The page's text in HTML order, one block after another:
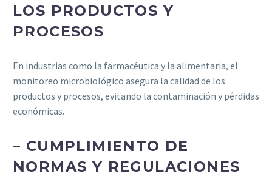
LOS PRODUCTOS Y
PROCESOS
En industrias como la farmacéutica y la alimentaria, el
monitoreo microbiológico asegura la calidad de los
productos y procesos, evitando la contaminación y pérdidas
económicas.
– CUMPLIMIENTO DE
NORMAS Y REGULACIONES